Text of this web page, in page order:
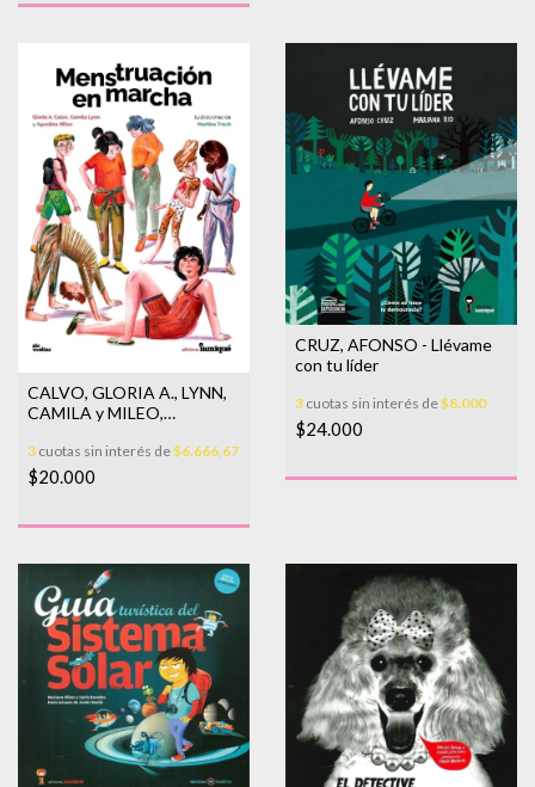
CALVO, GLORIA A., LYNN,
CAMILA y MILEO,
en marcha
3 cuotas sin interés de$6.666,67
$20.000
CRUZ, AFONSO - Llévame
con tu líder
3 cuotas sin interés de$8.000
$24.000